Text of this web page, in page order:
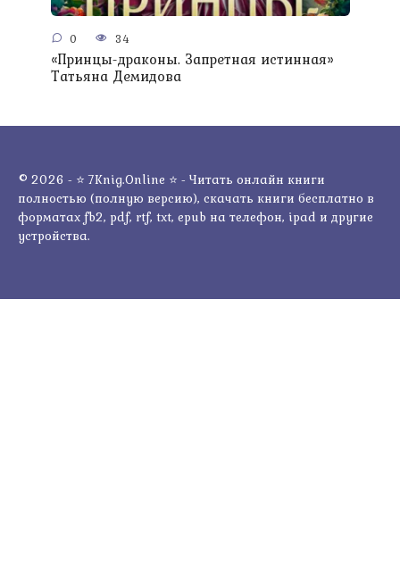
0 34
«Принцы-драконы. Запретная истинная»
Татьяна Демидова
© 2026 - ⭐ 7Knig.Online ⭐ - Читать онлайн книги
полностью (полную версию), скачать книги бесплатно в
форматах fb2, pdf, rtf, txt, epub на телефон, ipad и другие
устройства.